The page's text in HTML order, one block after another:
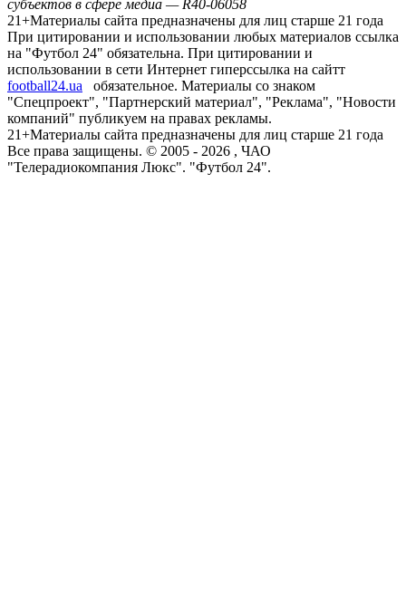
субъектов в сфере медиа — R40-06058
21+Материалы сайта предназначены для лиц старше 21 года
При цитировании и использовании любых материалов ссылка
на "Футбол 24" обязательна. При цитировании и
использовании в сети Интернет гиперссылка на сайтт
football24.ua
обязательное. Материалы со знаком
"Спецпроект", "Партнерский материал", "Реклама", "Новости
компаний" публикуем на правах рекламы.
21+Материалы сайта предназначены для лиц старше 21 года
Все права защищены. © 2005 - 2026 , ЧАО
"Телерадиокомпания Люкс". "Футбол 24".